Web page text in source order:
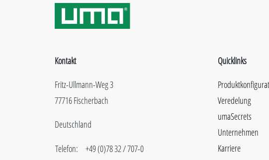
Kontakt
Fritz-Ullmann-Weg 3
77716 Fischerbach
Deutschland
Telefon:
+49 (0)78 32 / 707-0
Quicklinks
Veredelung
umaSecrets
Unternehmen
Karriere